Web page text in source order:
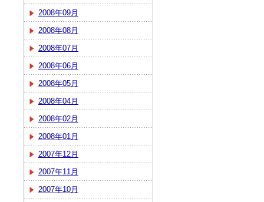
2008年09月
2008年08月
2008年07月
2008年06月
2008年05月
2008年04月
2008年02月
2008年01月
2007年12月
2007年11月
2007年10月